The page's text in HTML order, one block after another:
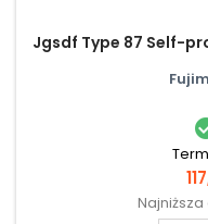
Jgsdf Type 87 Self-